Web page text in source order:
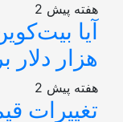
2 هفته پیش
هزار دلار
2 هفته پیش